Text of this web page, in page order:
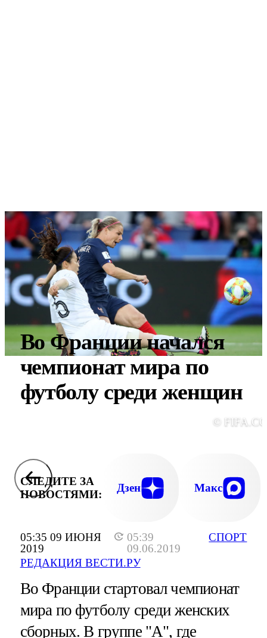
05:35 09 ИЮНЯ
2019
05:39
09.06.2019
РЕДАКЦИЯ ВЕСТИ.РУ
СПОРТ
Во Франции начался
чемпионат мира по
футболу среди женщин
©
СЛЕДИТЕ ЗА
НОВОСТЯМИ:
Дзен Макс
Во Франции стартовал чемпионат
мира по футболу среди женских
сборных. В группе "А", где